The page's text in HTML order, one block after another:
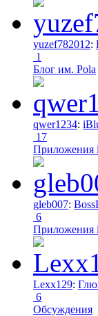
yuzef782012:
1
Блог им. Pola
qwer1234:
17
Приложения
gleb007:
6
Приложения
Lexx129:
6
Обсуждения